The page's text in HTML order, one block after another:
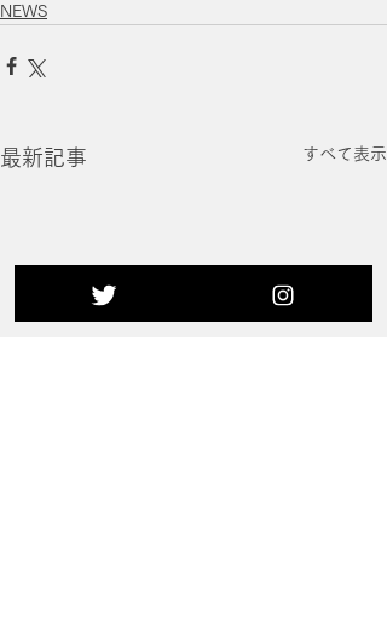
NEWS
最新記事 すべて表示